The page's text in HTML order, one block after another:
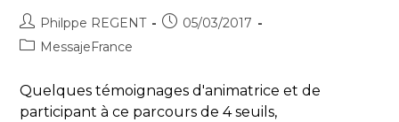
Auteur/autrice
de
Philppe REGENT
Publication
05/03/2017
PostMessajeFrance
Quelques témoignages d'animatrice et de
participant à ce parcours de 4 seuils,